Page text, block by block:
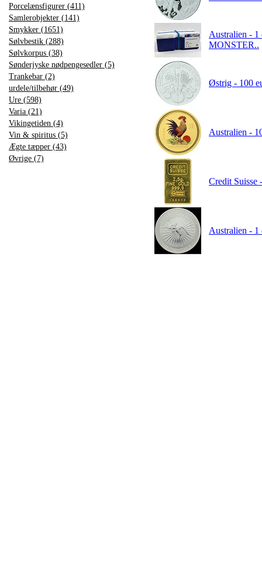
Porcelænsfigurer (411)
Samlerobjekter (141)
Smykker (1651)
Sølvbestik (288)
Sølvkorpus (38)
Sønderjyske nødpengesedler (5)
Trankebar (2)
urdele/tilbehør (49)
Ure (598)
Varia (21)
Vikingetiden (4)
Vin & spiritus (5)
Ægte tæpper (43)
Øvrige (7)
Australien -
MONSTER..
Østrig - 100
Australien -
Credit Suisse
Australien -